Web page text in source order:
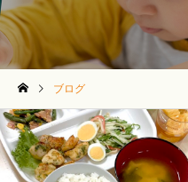
ブログ